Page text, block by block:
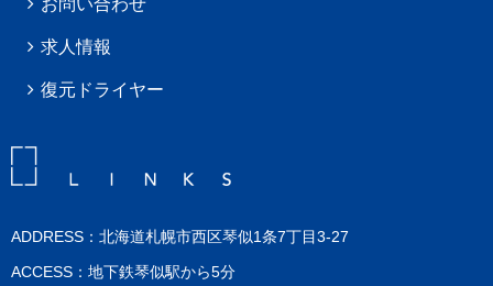
お問い合わせ
求人情報
復元ドライヤー
ADDRESS：北海道札幌市西区琴似1条7丁目3-27
ACCESS：地下鉄琴似駅から5分